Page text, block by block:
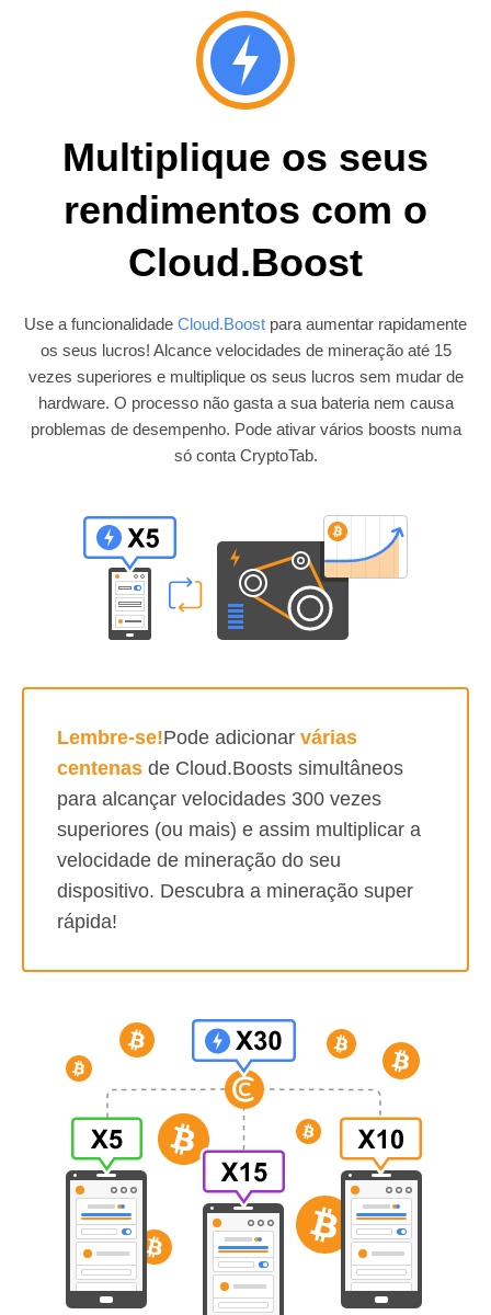
Multiplique os seus
rendimentos com o
Cloud.Boost
Use a funcionalidade Cloud.Boost para aumentar rapidamente
os seus lucros! Alcance velocidades de mineração até 15
vezes superiores e multiplique os seus lucros sem mudar de
hardware. O processo não gasta a sua bateria nem causa
problemas de desempenho. Pode ativar vários boosts numa
só conta CryptoTab.
Lembre-se!Pode adicionar várias
centenas de Cloud.Boosts simultâneos
para alcançar velocidades 300 vezes
superiores (ou mais) e assim multiplicar a
velocidade de mineração do seu
dispositivo. Descubra a mineração super
rápida!